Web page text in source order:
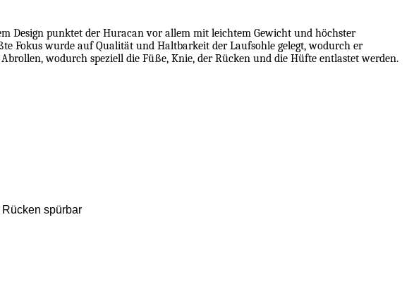
Design punktet der Huracan vor allem mit leichtem Gewicht und höchster
Fokus wurde auf Qualität und Haltbarkeit der Laufsohle gelegt, wodurch er
wodurch speziell die Füße, Knie, der Rücken und die Hüfte entlastet werden.
spürbar